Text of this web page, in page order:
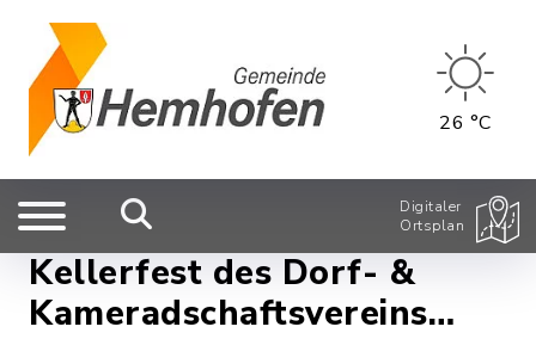
26 °C
Digitaler
Ortsplan
Kellerfest des Dorf- &
Kameradschaftsvereins